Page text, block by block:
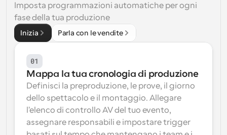
Programmazione potenziata con chiamate
supportate dall'IA
Flussi di lavoro
Automatizzare la pianificazione e i promemoria
Blog
Rimani aggiornato con le ultime notizie e aggiornamenti
Riunioni Instantanee
Incontrare i clienti in pochi minuti
Link di Gruppo Dinamico
Imposta programmazioni automatiche per ogni
fase della tua produzione
Inizia Parla con le vendite
01
Mappa la tua cronologia di produzione
Definisci la preproduzione, le prove, il giorno
dello spettacolo e il montaggio. Allegare
l'elenco di controllo AV del tuo evento,
assegnare responsabili e impostare trigger